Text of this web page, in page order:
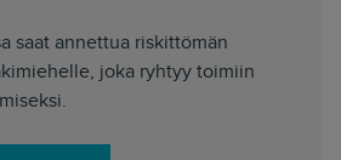
saat annettua riskittömän
joka ryhtyy toimiin